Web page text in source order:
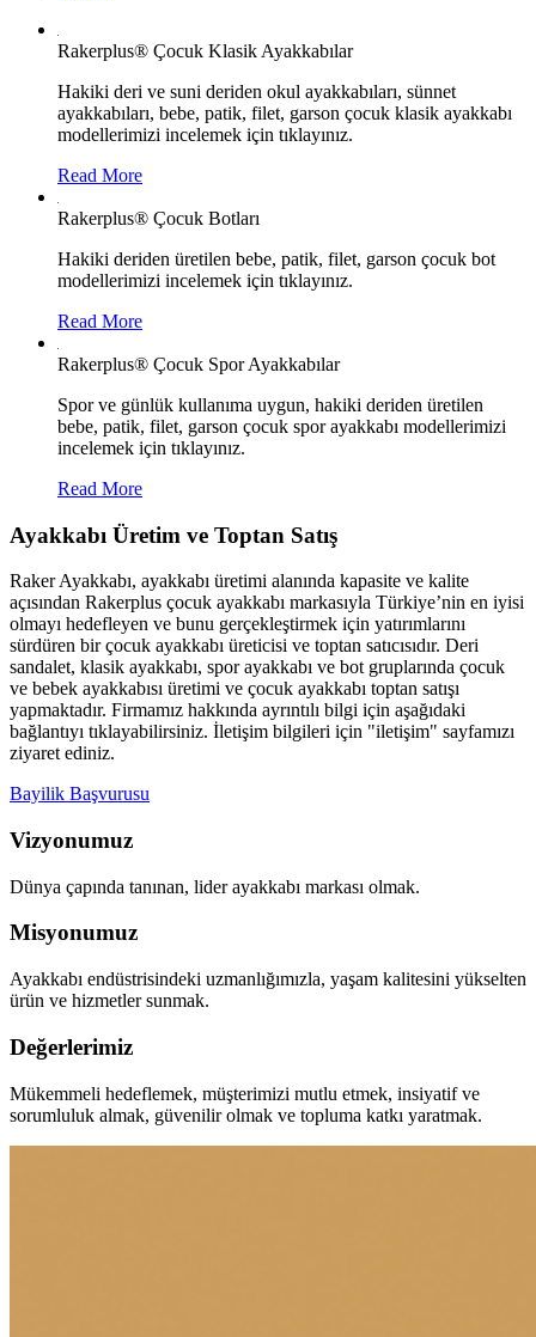
Rakerplus® Çocuk Klasik Ayakkabılar
Hakiki deri ve suni deriden okul ayakkabıları, sünnet
ayakkabıları, bebe, patik, filet, garson çocuk klasik ayakkabı
modellerimizi incelemek için tıklayınız.
Read More
Rakerplus® Çocuk Botları
Hakiki deriden üretilen bebe, patik, filet, garson çocuk bot
modellerimizi incelemek için tıklayınız.
Read More
Rakerplus® Çocuk Spor Ayakkabılar
Spor ve günlük kullanıma uygun, hakiki deriden üretilen
bebe, patik, filet, garson çocuk spor ayakkabı modellerimizi
incelemek için tıklayınız.
Read More
Ayakkabı Üretim ve Toptan Satış
Raker Ayakkabı, ayakkabı üretimi alanında kapasite ve kalite
açısından Rakerplus çocuk ayakkabı markasıyla Türkiye’nin en iyisi
olmayı hedefleyen ve bunu gerçekleştirmek için yatırımlarını
sürdüren bir çocuk ayakkabı üreticisi ve toptan satıcısıdır. Deri
sandalet, klasik ayakkabı, spor ayakkabı ve bot gruplarında çocuk
ve bebek ayakkabısı üretimi ve çocuk ayakkabı toptan satışı
yapmaktadır. Firmamız hakkında ayrıntılı bilgi için aşağıdaki
bağlantıyı tıklayabilirsiniz. İletişim bilgileri için "iletişim" sayfamızı
ziyaret ediniz.
Bayilik Başvurusu
Vizyonumuz
Dünya çapında tanınan, lider ayakkabı markası olmak.
Misyonumuz
Ayakkabı endüstrisindeki uzmanlığımızla, yaşam kalitesini yükselten
ürün ve hizmetler sunmak.
Değerlerimiz
Mükemmeli hedeflemek, müşterimizi mutlu etmek, insiyatif ve
sorumluluk almak, güvenilir olmak ve topluma katkı yaratmak.